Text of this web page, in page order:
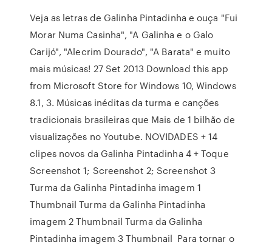
Veja as letras de Galinha Pintadinha e ouça "Fui
Morar Numa Casinha", "A Galinha e o Galo
Carijó", "Alecrim Dourado", "A Barata" e muito
mais músicas! 27 Set 2013 Download this app
from Microsoft Store for Windows 10, Windows
8.1, 3. Músicas inéditas da turma e canções
tradicionais brasileiras que Mais de 1 bilhão de
visualizações no Youtube. NOVIDADES + 14
clipes novos da Galinha Pintadinha 4 + Toque
Screenshot 1; Screenshot 2; Screenshot 3
Turma da Galinha Pintadinha imagem 1
Thumbnail Turma da Galinha Pintadinha
imagem 2 Thumbnail Turma da Galinha
Pintadinha imagem 3 Thumbnail Para tornar o